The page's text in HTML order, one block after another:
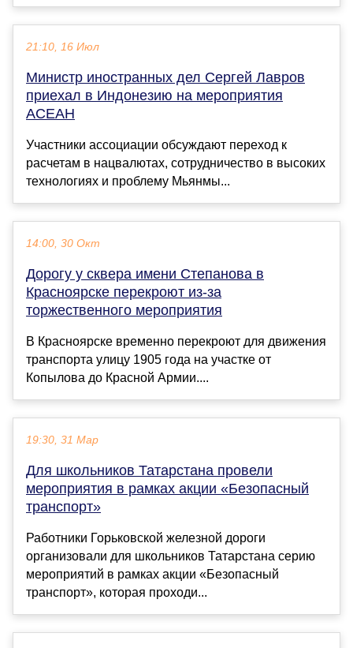
21:10, 16 Июл
Министр иностранных дел Сергей Лавров
приехал в Индонезию на мероприятия
АСЕАН
Участники ассоциации обсуждают переход к
расчетам в нацвалютах, сотрудничество в высоких
технологиях и проблему Мьянмы...
14:00, 30 Окт
Дорогу у сквера имени Степанова в
Красноярске перекроют из-за
торжественного мероприятия
В Красноярске временно перекроют для движения
транспорта улицу 1905 года на участке от
Копылова до Красной Армии....
19:30, 31 Мар
Для школьников Татарстана провели
мероприятия в рамках акции «Безопасный
транспорт»
Работники Горьковской железной дороги
организовали для школьников Татарстана серию
мероприятий в рамках акции «Безопасный
транспорт», которая проходи...